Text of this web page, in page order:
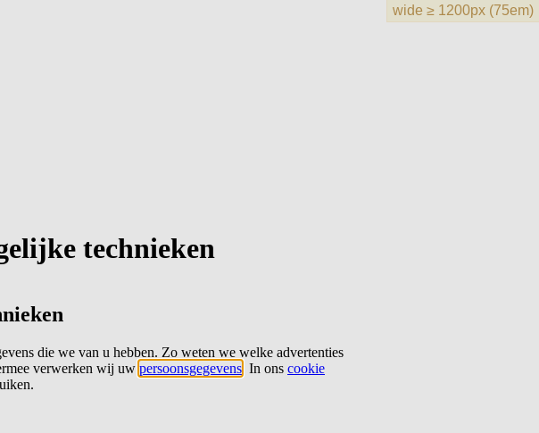
technieken
die we van u hebben. Zo weten we welke advertenties
verwerken wij uw persoonsgegevens . In ons cookie